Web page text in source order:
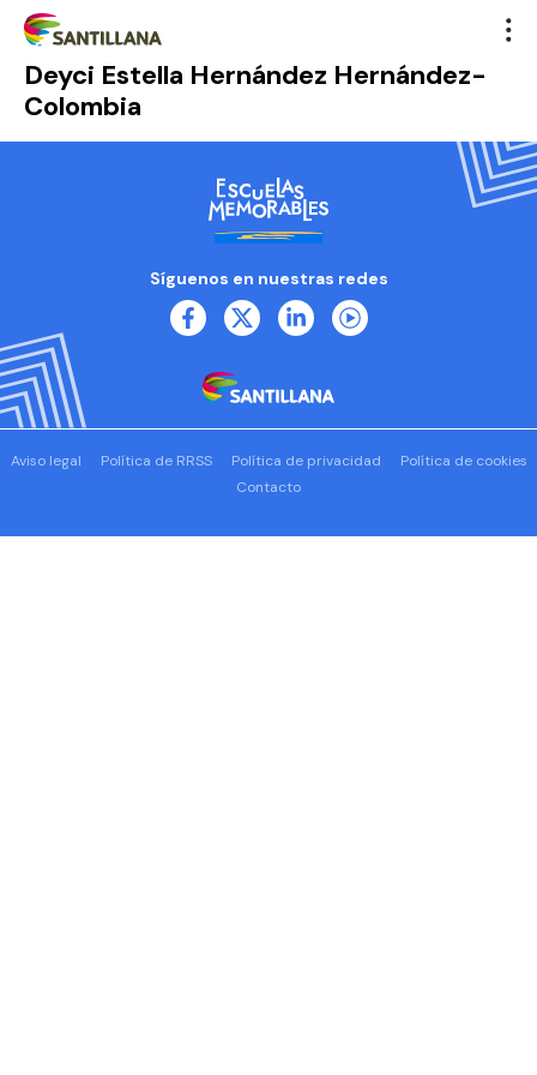
Deyci Estella Hernández Hernández-
Colombia
Síguenos en nuestras redes
Aviso legal Política de RRSS Política de privacidad
Política de cookies
Contacto